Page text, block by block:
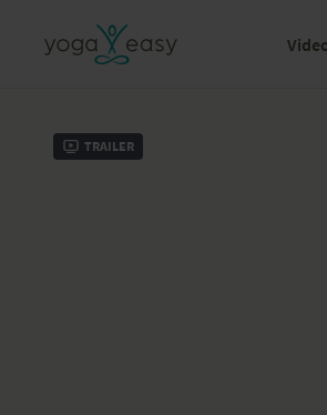
Trailer